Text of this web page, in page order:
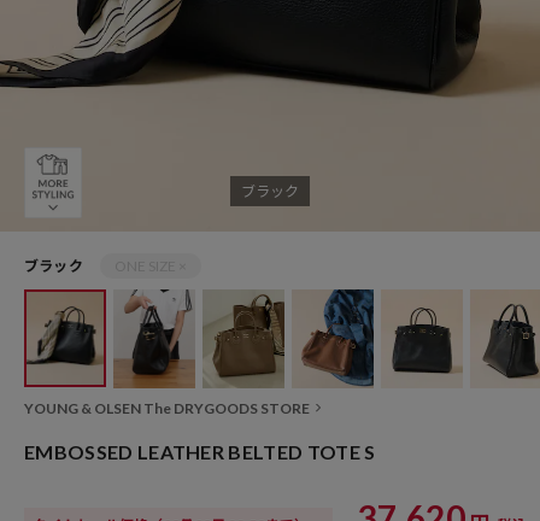
ブラック
ブラック
YOUNG & OLSEN The DRYGOODS STORE
EMBOSSED LEATHER BELTED TOTE S